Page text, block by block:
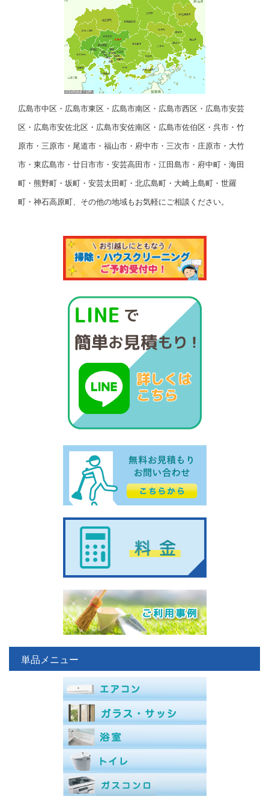
広島市中区・広島市東区・広島市南区・広島市西区・広島市安芸
区・広島市安佐北区・広島市安佐南区・広島市佐伯区・呉市・竹
原市・三原市・尾道市・福山市・府中市・三次市・庄原市・大竹
市・東広島市・廿日市市・安芸高田市・江田島市・府中町・海田
町・熊野町・坂町・安芸太田町・北広島町・大崎上島町・世羅
町・神石高原町、その他の地域もお気軽にご相談ください。
単品メニュー